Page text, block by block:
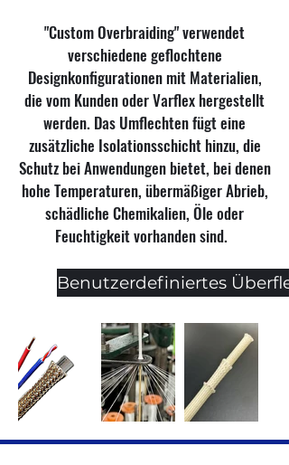
"Custom Overbraiding" verwendet
verschiedene geflochtene
Designkonfigurationen mit Materialien,
die vom Kunden oder Varflex hergestellt
werden. Das Umflechten fügt eine
zusätzliche Isolationsschicht hinzu, die
Schutz bei Anwendungen bietet, bei denen
hohe Temperaturen, übermäßiger Abrieb,
schädliche Chemikalien, Öle oder
Feuchtigkeit vorhanden sind.
Benutzerdefiniertes